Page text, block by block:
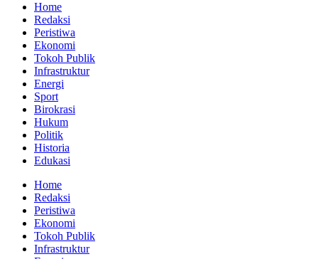
Home
Redaksi
Peristiwa
Ekonomi
Tokoh Publik
Infrastruktur
Energi
Sport
Birokrasi
Hukum
Politik
Historia
Edukasi
Home
Redaksi
Peristiwa
Ekonomi
Tokoh Publik
Infrastruktur